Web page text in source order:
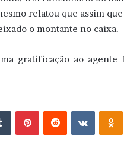
relatou que assim
o montante no caixa.
gratificação ao
VK